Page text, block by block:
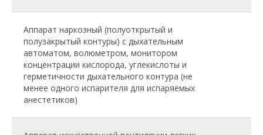
Аппарат наркозный (полуоткрытый и
полузакрытый контуры) с дыхательным
автоматом, волюметром, монитором
концентрации кислорода, углекислоты и
герметичности дыхательного контура (не
менее одного испарителя для испаряемых
анестетиков)